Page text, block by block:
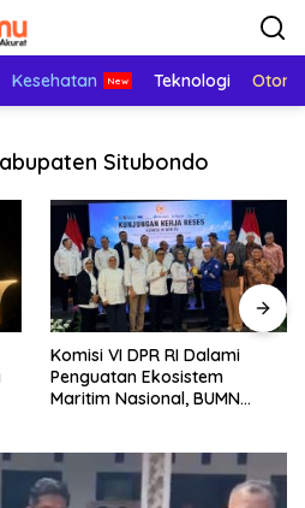
Kesehatan Teknologi
Situbondo
Komisi VI DPR RI Dalami
Penguatan Ekosistem
Maritim Nasional, BUMN